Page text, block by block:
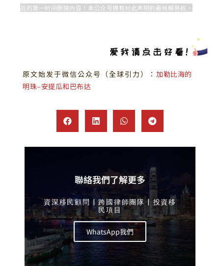
后的第一时间删除内容！本公众号拥有对此声明的最终解释权。
原文始发于微信公众号（全球引力）： 加勒比海的
明珠–安提瓜和巴布达
聯絡我們了解更多
資深移民顧問 | 跨國律師團隊 | 投資移
民項目
WhatsApp我們